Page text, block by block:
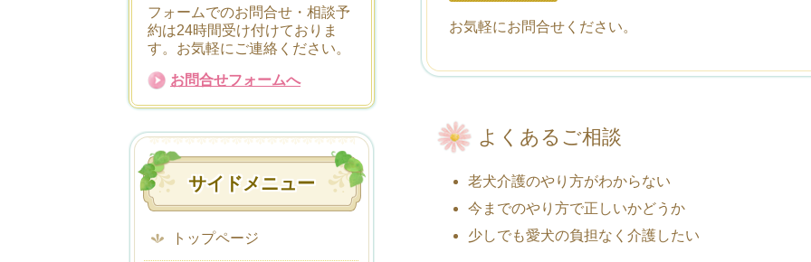
お気軽にお問合せください。
よくあるご相談
老犬介護のやり方がわからない
今までのやり方で正しいかどうか
少しでも愛犬の負担なく介護したい
フォームでのお問合せ・相談予
約は24時間受け付けておりま
す。お気軽にご連絡ください。
お問合せフォームへ
サイドメニュー
トップページ